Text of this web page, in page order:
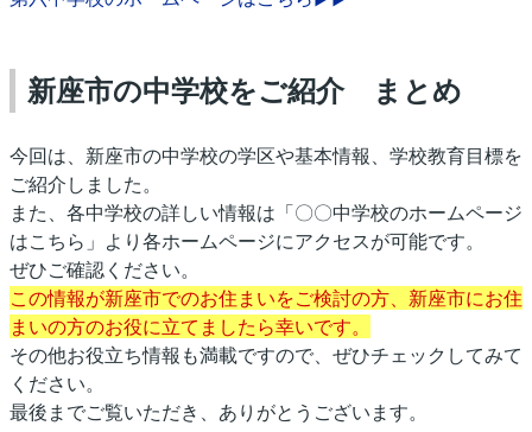
新座市の中学校をご紹介 まとめ
今回は、新座市の中学校の学区や基本情報、学校教育目標を
ご紹介しました。
また、各中学校の詳しい情報は「〇〇中学校のホームページ
はこちら」より各ホームページにアクセスが可能です。
ぜひご確認ください。
この情報が新座市でのお住まいをご検討の方、新座市にお住
まいの方のお役に立てましたら幸いです。
その他お役立ち情報も満載ですので、ぜひチェックしてみて
ください。
最後までご覧いただき、ありがとうございます。